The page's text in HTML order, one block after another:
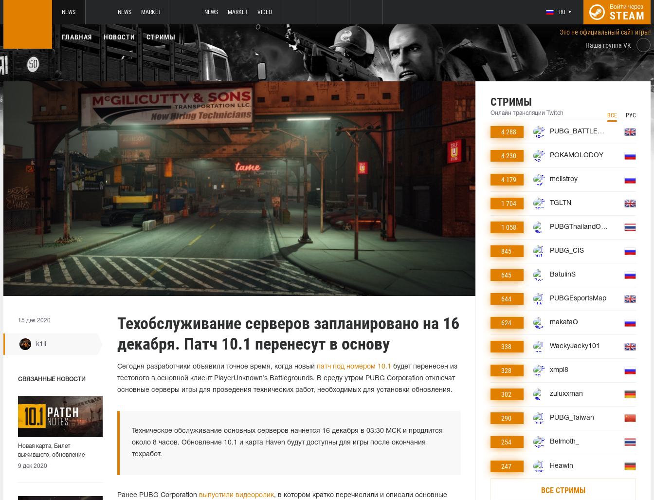
NEWS NEWS MARKET NEWS MARKET VIDEO RU
Войти через
STEAM
ГЛАВНАЯ НОВОСТИ СТРИМЫ
Это не официальный сайт игры!
Наша группа VK
15 дек 2020
k1ll
СВЯЗАННЫЕ НОВОСТИ
Новая карта, Билет
выжившего, обновление
Санока. Вышел патч 10.1
9 дек 2020
Техобслуживание серверов запланировано на 16
декабря. Патч 10.1 перенесут в основу
Сегодня разработчики объявили точное время, когда новый патч под номером 10.1
будет перенесен из
тестового в основной клиент PlayerUnknown’s Battlegrounds. В среду утром PUBG Corporation отключат
основные серверы игры для проведения технических работ, необходимых для установки обновления.
Техническое обслуживание основных серверов начнется 16 декабря в 03:30 МСК и продлится
около 8 часов. Обновление 10.1 и карта Haven будут доступны для игры после окончания
техработ.
Ранее PUBG Corporation выпустили видеоролик, в котором кратко перечислили и описали основные
СТРИМЫ
Онлайн трансляции Twitch ВСЕ РУС
4 288 PUBG_BATTLEGROUNDS
4 230 POKAMOLODOY
4 179 mellstroy
1 704 TGLTN
1 058 PUBGThailandOfficial
845 PUBG_CIS
645 BatulinS
644 PUBGEsportsMap
624 makataO
338 WackyJacky101
328 xmpl8
302 zuluxxman
290 PUBG_Taiwan
254 Belmoth_
247 Heawin
ВСЕ СТРИМЫ